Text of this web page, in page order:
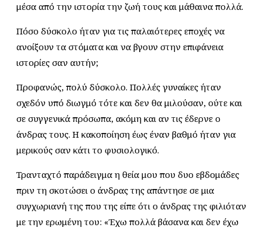
μέσα από την ιστορία την ζωή τους και μάθαινα πολλά.
Πόσο δύσκολο ήταν για τις παλαιότερες εποχές να
ανοίξουν τα στόματα και να βγουν στην επιφάνεια
ιστορίες σαν αυτήν;
Προφανώς, πολύ δύσκολο. Πολλές γυναίκες ήταν
σχεδόν υπό διωγμό τότε και δεν θα μιλούσαν, ούτε και
σε συγγενικά πρόσωπα, ακόμη και αν τις έδερνε ο
άνδρας τους. Η κακοποίηση έως έναν βαθμό ήταν για
μερικούς σαν κάτι το φυσιολογικό.
Τρανταχτό παράδειγμα η θεία μου που δυο εβδομάδες
πριν τη σκοτώσει ο άνδρας της απάντησε σε μια
συγχωριανή της που της είπε ότι ο άνδρας της φιλιόταν
με την ερωμένη του: «Έχω πολλά βάσανα και δεν έχω